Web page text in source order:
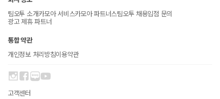
팀오투 소개카모아 서비스카모아 파트너스팀오투 채용입점 문의
광고 제휴 파트너
통합 약관
개인정보 처리방침이용약관
고객센터